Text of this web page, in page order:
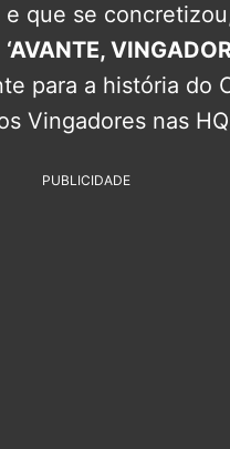
e que se
‘AVANTE,
para a história do
Vingadores nas
PUBLICIDADE